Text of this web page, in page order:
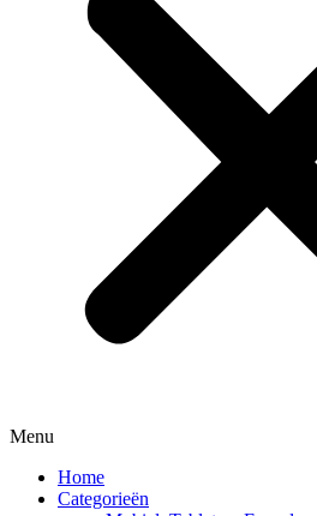
Menu
Home
Categorieën